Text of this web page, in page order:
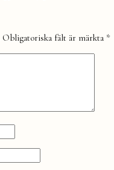
Obligatoriska fält är märkta *